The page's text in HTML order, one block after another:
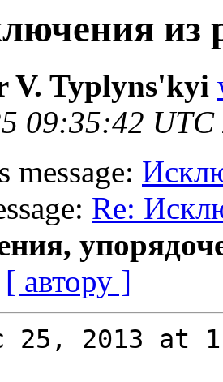
из
V. Typlyns'kyi
09:35:42 UTC
message:
Re:
[ автору ]
25, 2013 at